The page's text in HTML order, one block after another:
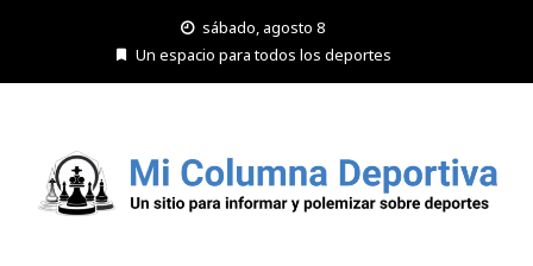
sábado, agosto 8
Un espacio para todos los deportes